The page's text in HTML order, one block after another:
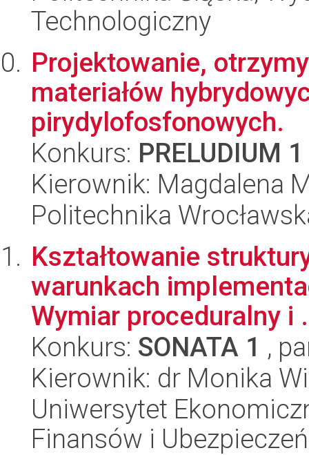
Technologiczny
Projektowanie,
materiałów
pirydylofosfonowych.
Konkurs: PRELUDIUM 1
Kierownik: Magdalena
Politechnika
Kształtowanie
warunkach
Wymiar proceduralny i
Konkurs: SONATA 1 ,
Kierownik: dr Monika
Uniwersytet
Finansów i Ubezpieczeń